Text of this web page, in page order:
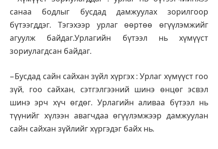
санаа бодлыг бусдад дамжуулах зорилгоор
бүтээгддэг. Тэгэхээр урлаг өөртөө өгүүлэмжийг
агуулж байдаг.Урлагийн бүтээл нь хүмүүст
зориулагдсан байдаг.
– Бусдад сайн сайхан зүйл хүргэх : Урлаг хүмүүст гоо
зүй, гоо сайхан, сэтгэлгээний шинэ өнцөг эсвэл
шинэ эрч хүч өгдөг. Урлагийн аливаа бүтээл нь
түүнийг хүлээн авагчдаа өгүүлэмжээр дамжуулан
сайн сайхан зүйлийг хүргэдэг байх нь.